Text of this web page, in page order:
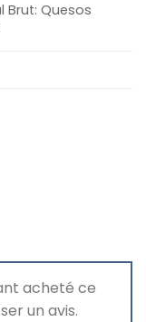
Brut: Quesos
acheté ce
un avis.